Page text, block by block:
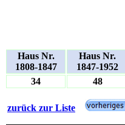
Haus Nr.
1808-1847
Haus Nr.
1847-1952
34
48
zurück zur Liste